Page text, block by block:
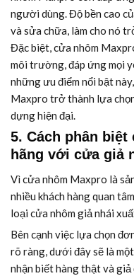
người dùng. Độ bền cao
và sửa chữa, làm cho nó
Đặc biệt, cửa nhôm
môi trường, đáp ứng mọi
những ưu điểm nổi bật
Maxpro trở thành lựa
dựng hiện đại.
5. Cách phân
hãng với cửa giả
Vì cửa nhôm Maxpro là
nhiều khách hàng quan
loại cửa nhôm giả nhái
Bên cạnh việc lựa chọn
rõ ràng, dưới đây sẽ là
nhận biết hàng thật và giả